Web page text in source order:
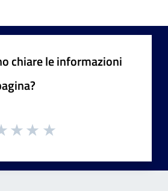
chiare le informazioni